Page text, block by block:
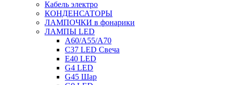
Кабель электро
КОНДЕНСАТОРЫ
ЛАМПОЧКИ в фонарики
ЛАМПЫ LED
A60/A55/A70
C37 LED Свеча
E40 LED
G4 LED
G45 Шар